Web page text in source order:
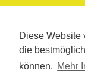
Diese Website
die
können. Mehr